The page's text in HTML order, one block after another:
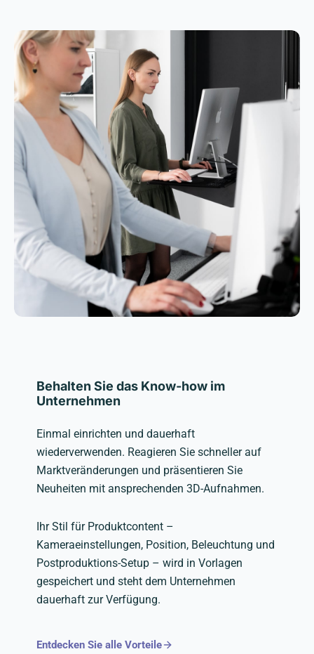
Behalten Sie das Know-how im
Unternehmen
Einmal einrichten und dauerhaft
wiederverwenden. Reagieren Sie schneller auf
Marktveränderungen und präsentieren Sie
Neuheiten mit ansprechenden 3D-Aufnahmen.
Ihr Stil für Produktcontent –
Kameraeinstellungen, Position, Beleuchtung und
Postproduktions-Setup – wird in Vorlagen
gespeichert und steht dem Unternehmen
dauerhaft zur Verfügung.
Entdecken Sie alle Vorteile